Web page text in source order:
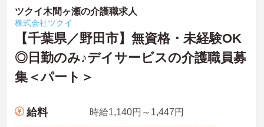
ツクイ木間ヶ瀬の介護職求人
株式会社ツクイ
【千葉県／野田市】無資格・未経験OK
◎日勤のみ♪デイサービスの介護職員募
集＜パート＞
給料 時給1,140円～1,447円